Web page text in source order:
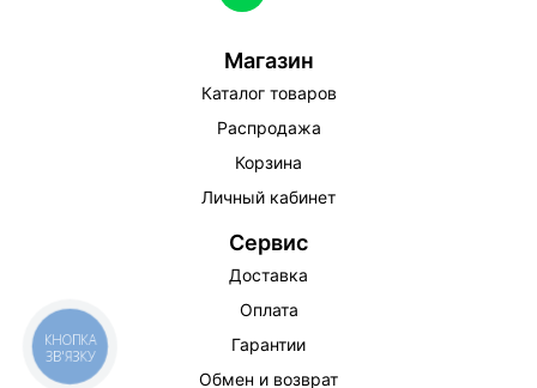
Магазин
Каталог товаров
Распродажа
Корзина
Личный кабинет
Сервис
Доставка
Оплата
Гарантии
Обмен и возврат
КНОПКА
ЗВ'ЯЗКУ